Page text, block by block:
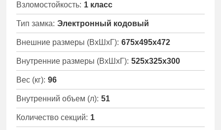
Взломостойкость: 1 класс
Тип замка: Электронный кодовый
Внешние размеры (ВхШхГ): 675x495x472
Внутренние размеры (ВхШхГ): 525x325x300
Вес (кг): 96
Внутренний объем (л): 51
Количество секций: 1